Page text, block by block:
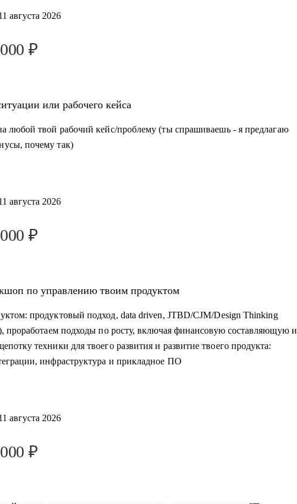
августа 2026
₽
или рабочего кейса
любой твой рабочий кейс/проблему (ты спрашиваешь - я предлагаю
почему так)
августа 2026
₽
по управлению твоим продуктом
продуктовый подход, data driven, JTBD/CJM/Design Thinking
проработаем подходы по росту, включая финансовую составляющую и
техники для твоего развития и развитие твоего продукта:
инфраструктура и прикладное ПО
августа 2026
₽